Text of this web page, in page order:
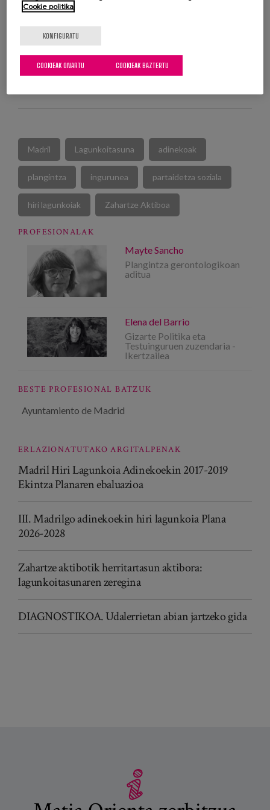
JAITSI ARGITALPEN OSOA
Madril Lagunkoitasuna adinekoak
plangintza ingurunea partaidetza soziala
hiri lagunkoiak Zahartze Aktiboa
PROFESIONALAK
Mayte Sancho
Plangintza gerontologikoan
aditua
Elena del Barrio
Gizarte Politika eta
Testuinguruen zuzendaria -
Ikertzailea
BESTE PROFESIONAL BATZUK
Ayuntamiento de Madrid
ERLAZIONATUTAKO ARGITALPENAK
Madril Hiri Lagunkoia Adinekoekin 2017-2019
Ekintza Planaren ebaluazioa
III. Madrilgo adinekoekin hiri lagunkoia Plana
2026-2028
Zahartze aktibotik herritartasun aktibora:
lagunkoitasunaren zeregina
DIAGNOSTIKOA. Udalerrietan abian jartzeko gida
Cookie politika
KONFIGURATU
COOKIEAK BAZTERTU
COOKIEAK ONARTU